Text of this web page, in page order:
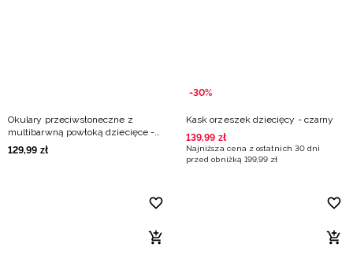
Okulary przeciwsłoneczne z
multibarwną powłoką dziecięce -
multikolor
129,99 zł
-30%
Kask orzeszek dziecięcy - czarny
139,99 zł
Najniższa cena z ostatnich 30 dni
przed obniżką 199,99 zł